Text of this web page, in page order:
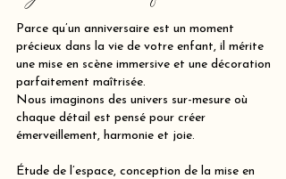
Parce qu’un anniversaire est un moment
précieux dans la vie de votre enfant, il mérite
une mise en scène immersive et une décoration
parfaitement maîtrisée.
Nous imaginons des univers sur-mesure où
chaque détail est pensé pour créer
émerveillement, harmonie et joie.
Étude de l’espace, conception de la mise en